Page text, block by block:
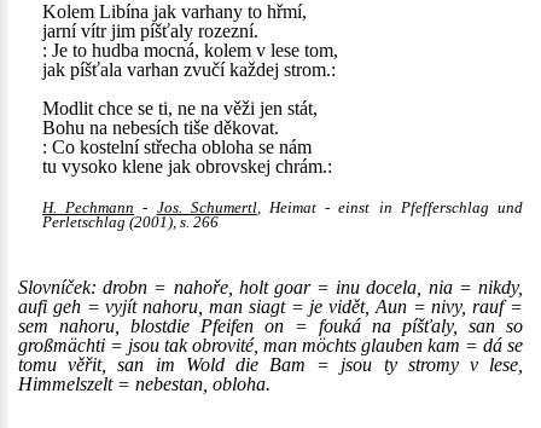
Kolem Libína jak varhany to hřmí,
jarní vítr jim píšťaly rozezní.
: Je to hudba mocná, kolem v lese tom,
jak píšťala varhan zvučí každej strom.:
Modlit chce se ti, ne na věži jen stát,
Bohu na nebesích tiše děkovat.
: Co kostelní střecha obloha se nám
tu vysoko klene jak obrovskej chrám.:
H. Pechmann - Jos. Schumertl, Heimat - einst in Pfefferschlag und
Perletschlag (2001), s. 266
Slovníček: drobn = nahoře, holt goar = inu docela, nia = nikdy,
aufi geh = vyjít nahoru, man siagt = je vidět, Aun = nivy, rauf =
sem nahoru, blostdie Pfeifen on = fouká na píšťaly, san so
großmächti = jsou tak obrovité, man möchts glauben kam = dá se
tomu věřit, san im Wold die Bam = jsou ty stromy v lese,
Himmelszelt = nebestan, obloha.